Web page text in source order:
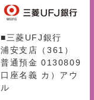
■三菱UFJ銀行
浦安支店（361）
普通預金 0130809
口座名義 カ）アウ
ル